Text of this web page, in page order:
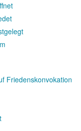
Friedenskonvokation